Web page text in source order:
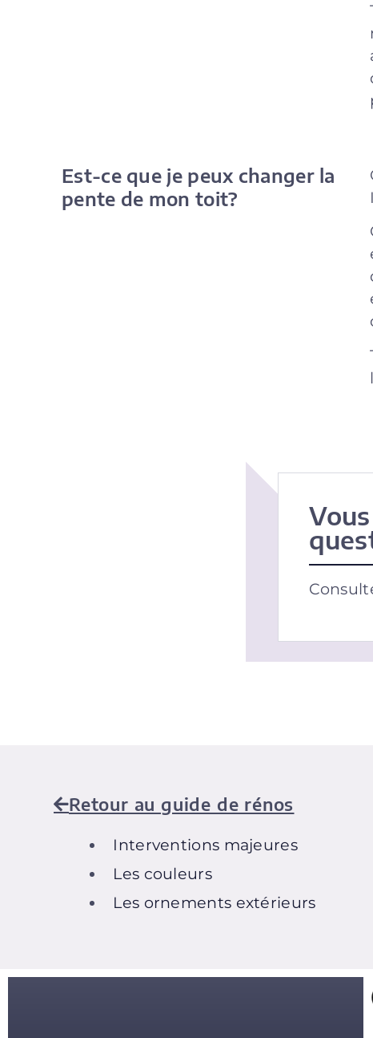
Est-ce que je peux changer la
pente de mon toit?
Retour au guide de rénos
Interventions majeures
Les couleurs
Les ornements extérieurs